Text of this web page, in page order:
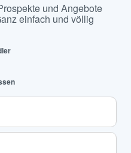
und Angebote
einfach und völlig